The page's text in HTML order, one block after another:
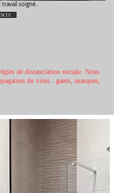
travail soigné .
de distanciation sociale. Nous
du virus : gants, masques,